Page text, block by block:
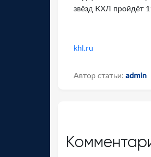
звёзд КХЛ пройдёт
khl.ru
Автор статьи: admin